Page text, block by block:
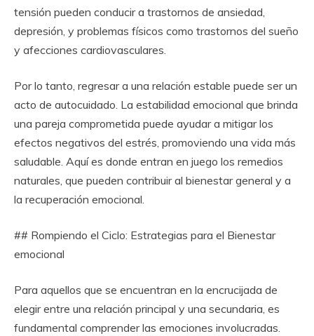
tensión pueden conducir a trastornos de ansiedad,
depresión, y problemas físicos como trastornos del sueño
y afecciones cardiovasculares.
Por lo tanto, regresar a una relación estable puede ser un
acto de autocuidado. La estabilidad emocional que brinda
una pareja comprometida puede ayudar a mitigar los
efectos negativos del estrés, promoviendo una vida más
saludable. Aquí es donde entran en juego los remedios
naturales, que pueden contribuir al bienestar general y a
la recuperación emocional.
## Rompiendo el Ciclo: Estrategias para el Bienestar
emocional
Para aquellos que se encuentran en la encrucijada de
elegir entre una relación principal y una secundaria, es
fundamental comprender las emociones involucradas.